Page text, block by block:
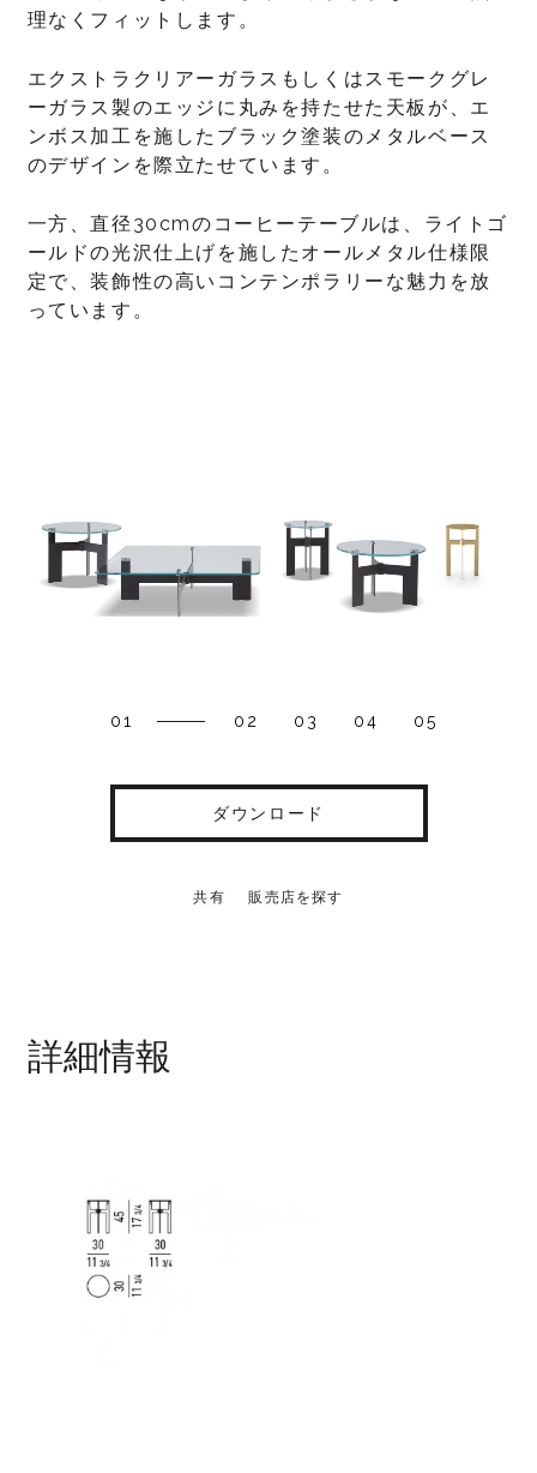
理なくフィットします。
エクストラクリアーガラスもしくはスモークグレ
ーガラス製のエッジに丸みを持たせた天板が、エ
ンボス加工を施したブラック塗装のメタルベース
のデザインを際立たせています。
一方、直径30cmのコーヒーテーブルは、ライトゴ
ールドの光沢仕上げを施したオールメタル仕様限
定で、装飾性の高いコンテンポラリーな魅力を放
っています。
01 02 03 04 05
ダウンロード
共有 販売店を探す
詳細情報